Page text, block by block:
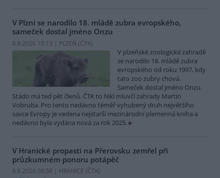
V Plzni se narodilo 18. mládě zubra evropského,
sameček dostal jméno Onzu
8.8.2026 10:13 | PLZEŇ (ČTK)
V plzeňské zoologické zahradě
se narodilo 18. mládě zubra
evropského od roku 1997, kdy
tato zoo zubry chová.
Sameček dostal jméno Onzu.
Stádo má teď pět členů. ČTK to řekl mluvčí zahrady Martin
Vobruba. Pro tento nedávno téměř vyhubený druh největšího
savce Evropy je vedena nejstarší mezinárodní plemenná kniha a
nedávno byla vydána nová za rok 2025.
V Hranické propasti na Přerovsku zemřel při
průzkumném ponoru potápěč
8.8.2026 09:58 | HRANICE (ČTK)